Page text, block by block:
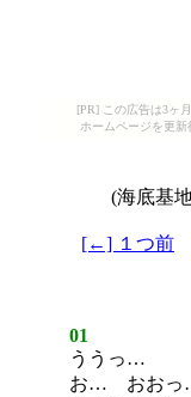
[PR] この広告は3ヶ
ホームページを更
(海底基
[←] １つ前
01
ううっ…
お… おおっ